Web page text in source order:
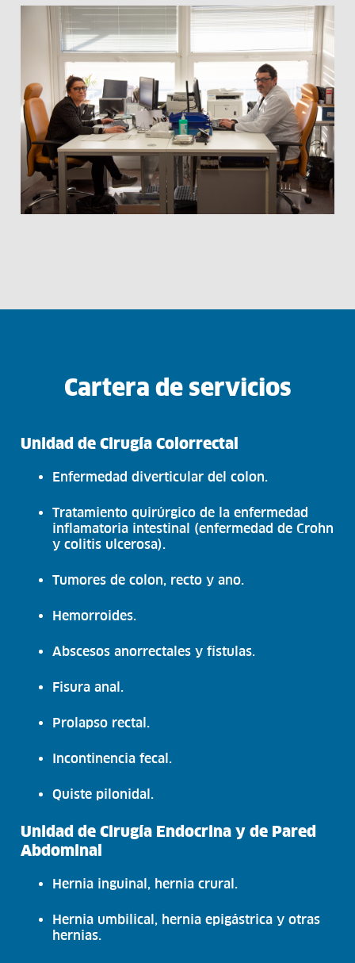
Cartera de servicios
Unidad de Cirugía Colorrectal
Enfermedad diverticular del colon.
Tratamiento quirúrgico de la enfermedad
inflamatoria intestinal (enfermedad de Crohn
y colitis ulcerosa).
Tumores de colon, recto y ano.
Hemorroides.
Abscesos anorrectales y fístulas.
Fisura anal.
Prolapso rectal.
Incontinencia fecal.
Quiste pilonidal.
Unidad de Cirugía Endocrina y de Pared
Abdominal
Hernia inguinal, hernia crural.
Hernia umbilical, hernia epigástrica y otras
hernias.